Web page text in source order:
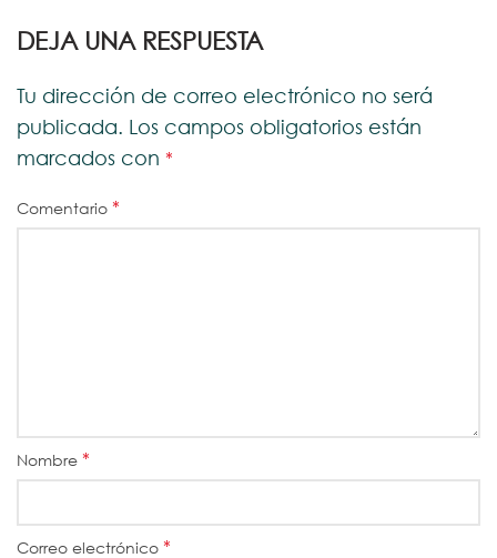
DEJA UNA RESPUESTA
Tu dirección de correo electrónico no será
publicada. Los campos obligatorios están
marcados con *
Comentario *
Nombre *
Correo electrónico *